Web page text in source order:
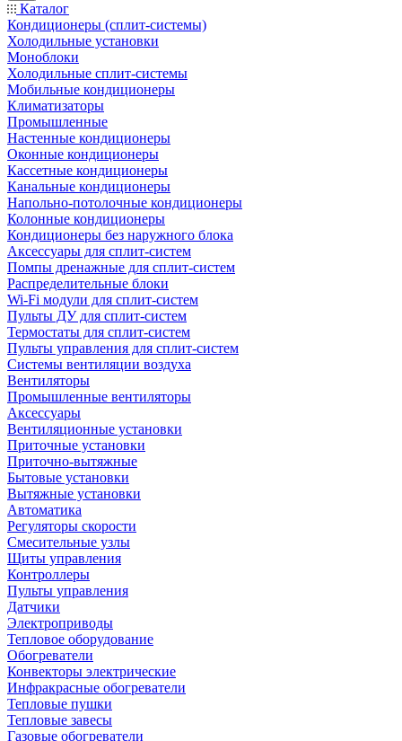
Каталог
Кондиционеры (сплит-системы)
Холодильные установки
Моноблоки
Холодильные сплит-системы
Мобильные кондиционеры
Климатизаторы
Промышленные
Настенные кондиционеры
Оконные кондиционеры
Кассетные кондиционеры
Канальные кондиционеры
Напольно-потолочные кондиционеры
Колонные кондиционеры
Кондиционеры без наружного блока
Аксессуары для сплит-систем
Помпы дренажные для сплит-систем
Распределительные блоки
Wi-Fi модули для сплит-систем
Пульты ДУ для сплит-систем
Термостаты для сплит-систем
Пульты управления для сплит-систем
Системы вентиляции воздуха
Вентиляторы
Промышленные вентиляторы
Аксессуары
Вентиляционные установки
Приточные установки
Приточно-вытяжные
Бытовые установки
Вытяжные установки
Автоматика
Регуляторы скорости
Смесительные узлы
Щиты управления
Контроллеры
Пульты управления
Датчики
Электроприводы
Тепловое оборудование
Обогреватели
Конвекторы электрические
Инфракрасные обогреватели
Тепловые пушки
Тепловые завесы
Газовые обогреватели